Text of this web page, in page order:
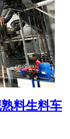
料生料车